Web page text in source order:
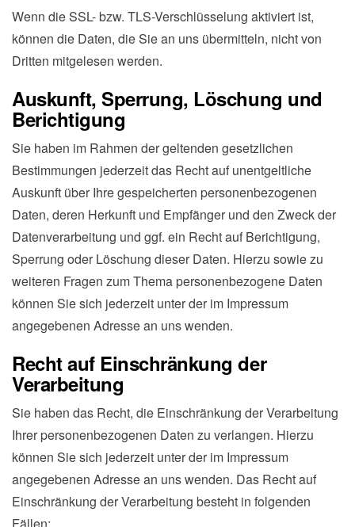
Wenn die SSL- bzw. TLS-Verschlüsselung aktiviert ist,
können die Daten, die Sie an uns übermitteln, nicht von
Dritten mitgelesen werden.
Auskunft, Sperrung, Löschung und
Berichtigung
Sie haben im Rahmen der geltenden gesetzlichen
Bestimmungen jederzeit das Recht auf unentgeltliche
Auskunft über Ihre gespeicherten personenbezogenen
Daten, deren Herkunft und Empfänger und den Zweck der
Datenverarbeitung und ggf. ein Recht auf Berichtigung,
Sperrung oder Löschung dieser Daten. Hierzu sowie zu
weiteren Fragen zum Thema personenbezogene Daten
können Sie sich jederzeit unter der im Impressum
angegebenen Adresse an uns wenden.
Recht auf Einschränkung der
Verarbeitung
Sie haben das Recht, die Einschränkung der Verarbeitung
Ihrer personenbezogenen Daten zu verlangen. Hierzu
können Sie sich jederzeit unter der im Impressum
angegebenen Adresse an uns wenden. Das Recht auf
Einschränkung der Verarbeitung besteht in folgenden